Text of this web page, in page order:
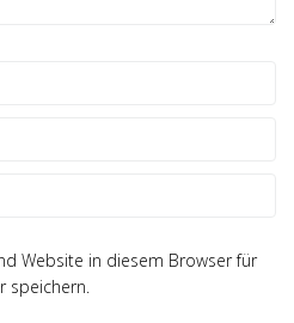
Website in diesem Browser für
speichern.